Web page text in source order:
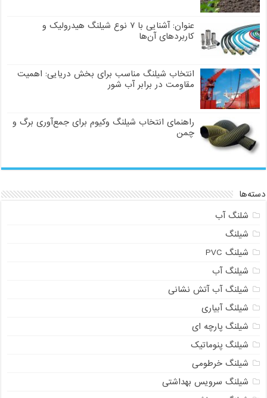
عنوان: آشنایی با ۷ نوع شیلنگ هیدرولیک و
کاربردهای آن‌ها
انتخاب شیلنگ مناسب برای بخش دریایی: اهمیت
مقاومت در برابر آب شور
راهنمای انتخاب شیلنگ وکیوم برای جمع‌آوری برگ و
چمن
دسته‌ها
شلنگ آب
شیلنگ
شیلنگ PVC
شیلنگ آب
شیلنگ آب آتش نشانی
شیلنگ آبیاری
شیلنگ پارچه ای
شیلنگ پنوماتیک
شیلنگ خرطومی
شیلنگ سرویس بهداشتی